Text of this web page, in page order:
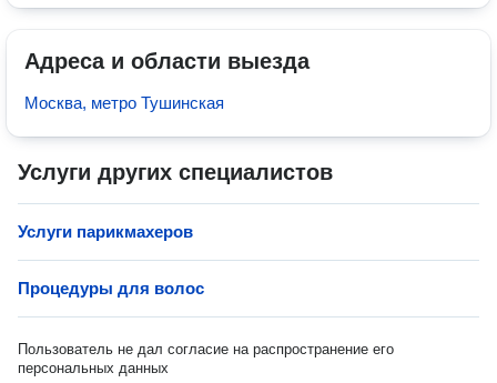
Адреса и области выезда
Москва, метро Тушинская
Услуги других специалистов
Услуги парикмахеров
Процедуры для волос
Пользователь не дал согласие на распространение его
персональных данных